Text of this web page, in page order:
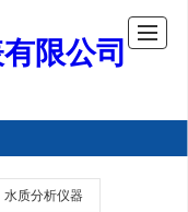
限公司
水质分析仪器